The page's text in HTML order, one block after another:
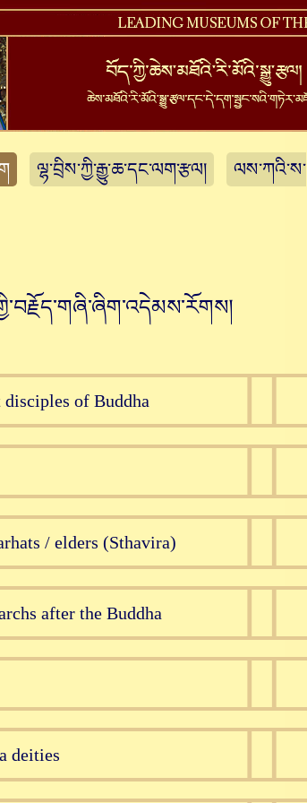
ལྷ་བྲིས་ཀྱི་རྒྱུ་ཆ་དང་ལག་རྩལ།
ལས་ཀའི་ས་
disciples of Buddha
/ elders (Sthavira)
after the Buddha
deities